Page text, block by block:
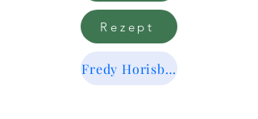
Rezept
Fredy Horisberger